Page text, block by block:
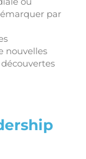
par
nouvelles